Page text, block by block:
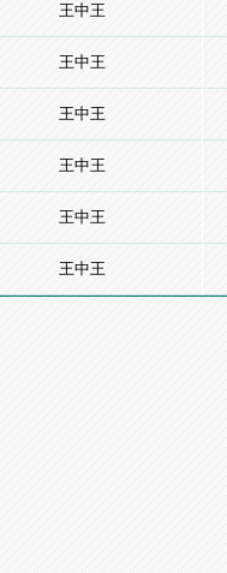
王中王
王中王
王中王
王中王
王中王
王中王